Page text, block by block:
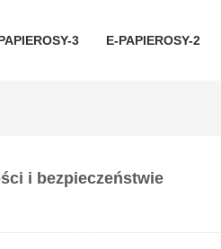
3 E-PAPIEROSY-2
i bezpieczeństwie